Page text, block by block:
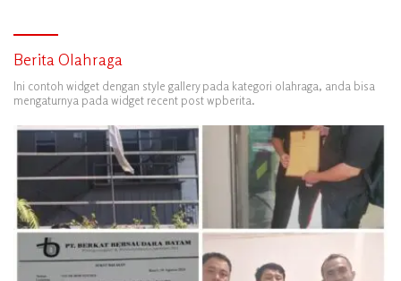
Berita Olahraga
Ini contoh widget dengan style gallery pada kategori olahraga, anda bisa
mengaturnya pada widget recent post wpberita.